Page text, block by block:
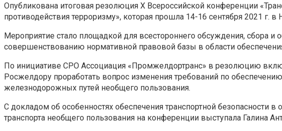
Опубликована итоговая резолюция X Всероссийской конференции
противодействия терроризму», которая прошла 14-16 сентября 2021 г.
Мероприятие стало площадкой для всестороннего обсуждения, сбора
совершенствованию нормативной правовой базы в области
По инициативе СРО Ассоциация «Промжелдортранс» в резолюцию
Росжелдору проработать вопрос изменения требований по
железнодорожных путей необщего пользования.
С докладом об особенностях обеспечения транспортной безопасности
транспорта необщего пользования на конференции выступала Галина